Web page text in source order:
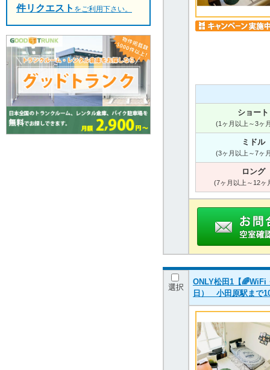
ショート
(1ヶ月以上～3ヶ
ミドル
(3ヶ月以上～7ヶ
ロング
(7ヶ月以上～12ヶ
選択
ONLY松田1【
日） 小田原駅まで
件リクエスト をご利用下さい。